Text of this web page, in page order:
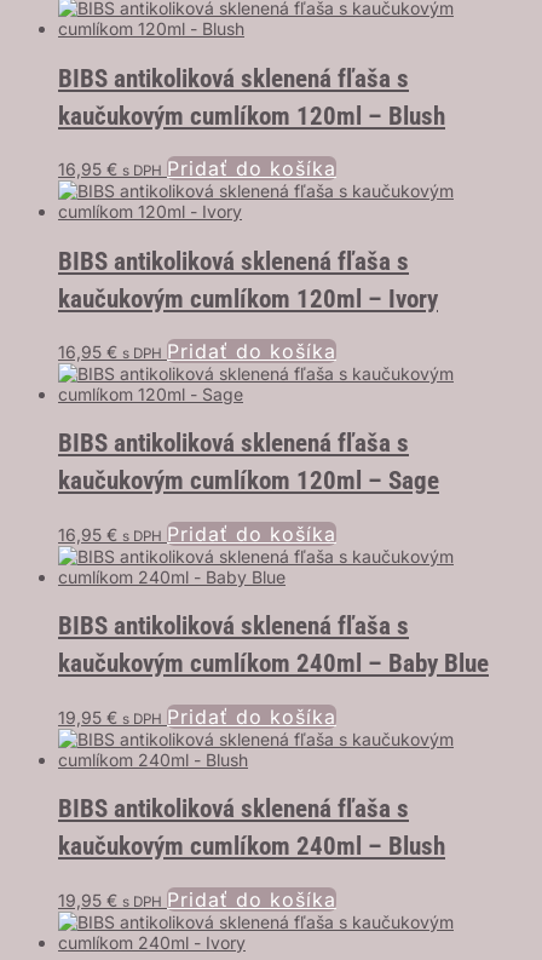
BIBS antikoliková sklenená fľaša s
kaučukovým cumlíkom 120ml – Blush
16,95 € s DPH Pridať do košíka
BIBS antikoliková sklenená fľaša s
kaučukovým cumlíkom 120ml – Ivory
16,95 € s DPH Pridať do košíka
BIBS antikoliková sklenená fľaša s
kaučukovým cumlíkom 120ml – Sage
16,95 € s DPH Pridať do košíka
BIBS antikoliková sklenená fľaša s
kaučukovým cumlíkom 240ml – Baby Blue
19,95 € s DPH Pridať do košíka
BIBS antikoliková sklenená fľaša s
kaučukovým cumlíkom 240ml – Blush
19,95 € s DPH Pridať do košíka